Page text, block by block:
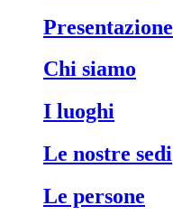
presentazione
chi siamo
i luoghi
le nostre sedi
le persone